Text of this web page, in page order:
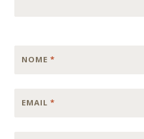
NOME *
EMAIL *